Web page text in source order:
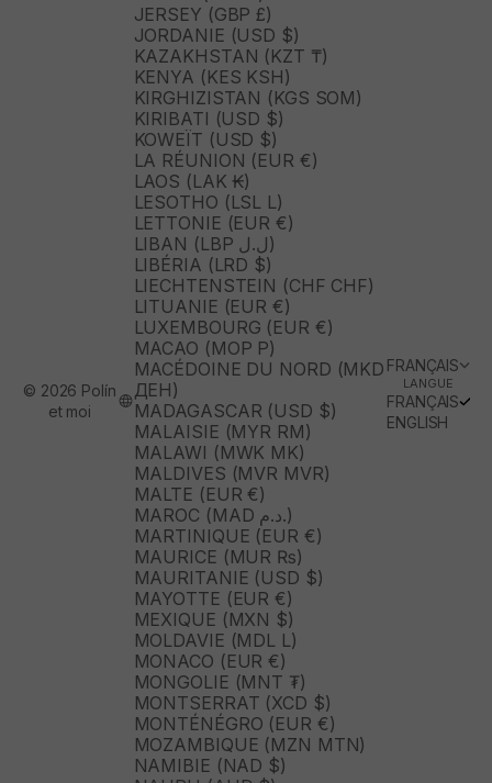
JERSEY (GBP £)
JORDANIE (USD $)
KAZAKHSTAN (KZT ₸)
KENYA (KES KSH)
KIRGHIZISTAN (KGS SOM)
KIRIBATI (USD $)
KOWEÏT (USD $)
LA RÉUNION (EUR €)
LAOS (LAK ₭)
LESOTHO (LSL L)
LETTONIE (EUR €)
LIBAN (LBP ل.ل)
LIBÉRIA (LRD $)
LIECHTENSTEIN (CHF CHF)
LITUANIE (EUR €)
LUXEMBOURG (EUR €)
MACAO (MOP P)
MACÉDOINE DU NORD (MKD
ДЕН)
MADAGASCAR (USD $)
MALAISIE (MYR RM)
MALAWI (MWK MK)
MALDIVES (MVR MVR)
MALTE (EUR €)
MAROC (MAD د.م.)
MARTINIQUE (EUR €)
MAURICE (MUR ₨)
MAURITANIE (USD $)
MAYOTTE (EUR €)
MEXIQUE (MXN $)
MOLDAVIE (MDL L)
MONACO (EUR €)
MONGOLIE (MNT ₮)
MONTSERRAT (XCD $)
MONTÉNÉGRO (EUR €)
MOZAMBIQUE (MZN MTN)
NAMIBIE (NAD $)
FRANÇAIS
LANGUE
FRANÇAIS
ENGLISH
© 2026 Polín
et moi